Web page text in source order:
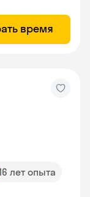
время
лет опыта